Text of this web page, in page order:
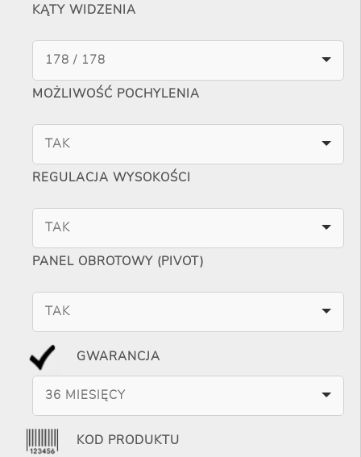
KĄTY WIDZENIA
178 / 178
MOŻLIWOŚĆ POCHYLENIA
TAK
REGULACJA WYSOKOŚCI
TAK
PANEL OBROTOWY (PIVOT)
TAK
GWARANCJA
36 MIESIĘCY
KOD PRODUKTU